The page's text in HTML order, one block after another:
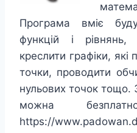
Програма вміє
функцій і рівнянь,
креслити графіки, які
точки, проводити
нульових точок тощо.
можна
https://